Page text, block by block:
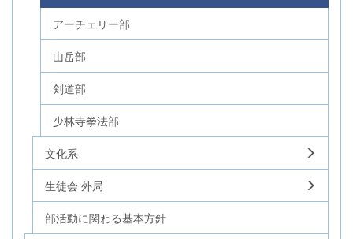
アーチェリー部
山岳部
剣道部
少林寺拳法部
文化系
生徒会 外局
部活動に関わる基本方針